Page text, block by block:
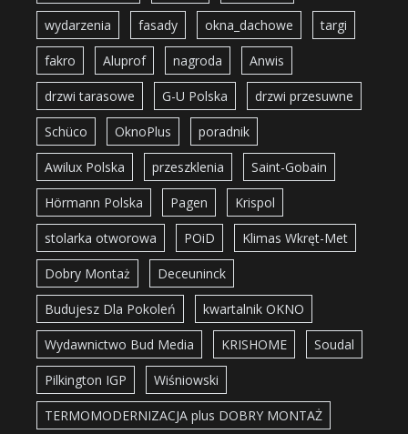
wydarzenia fasady okna_dachowe targi
fakro Aluprof nagroda Anwis
drzwi tarasowe G-U Polska drzwi przesuwne
Schüco OknoPlus poradnik
Awilux Polska przeszklenia Saint-Gobain
Hörmann Polska Pagen Krispol
stolarka otworowa POiD Klimas Wkręt-Met
Dobry Montaż Deceuninck
Budujesz Dla Pokoleń kwartalnik OKNO
Wydawnictwo Bud Media KRISHOME Soudal
Pilkington IGP Wiśniowski
TERMOMODERNIZACJA plus DOBRY MONTAŻ